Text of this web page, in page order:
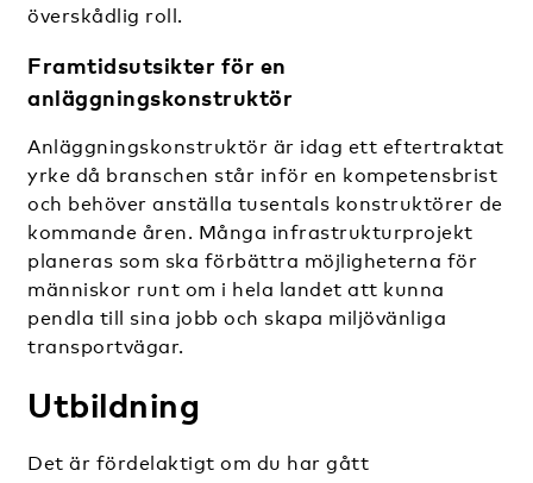
överskådlig roll.
Framtidsutsikter för en
anläggningskonstruktör
Anläggningskonstruktör är idag ett eftertraktat
yrke då branschen står inför en kompetensbrist
och behöver anställa tusentals konstruktörer de
kommande åren. Många infrastrukturprojekt
planeras som ska förbättra möjligheterna för
människor runt om i hela landet att kunna
pendla till sina jobb och skapa miljövänliga
transportvägar.
Utbildning
Det är fördelaktigt om du har gått